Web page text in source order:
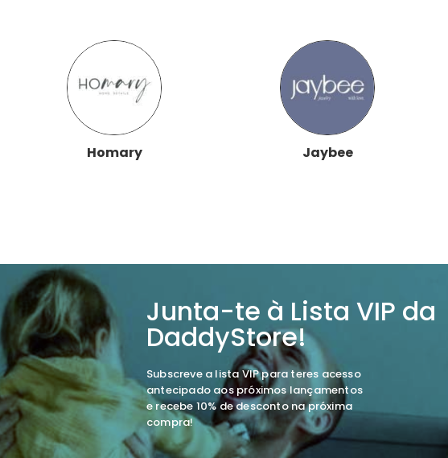
Homary Jaybee
Junta-te à Lista VIP da
DaddyStore!
Subscreve a lista VIP para teres acesso
antecipado aos próximos lançamentos
e recebe 10% de desconto na próxima
compra!